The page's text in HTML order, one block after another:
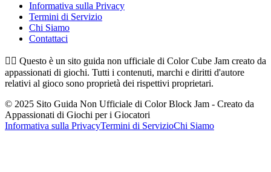
Informativa sulla Privacy
Termini di Servizio
Chi Siamo
Contattaci
👉🏻 Questo è un sito guida non ufficiale di Color Cube Jam creato da
appassionati di giochi. Tutti i contenuti, marchi e diritti d'autore
relativi al gioco sono proprietà dei rispettivi proprietari.
© 2025 Sito Guida Non Ufficiale di Color Block Jam - Creato da
Appassionati di Giochi per i Giocatori
Informativa sulla PrivacyTermini di ServizioChi Siamo